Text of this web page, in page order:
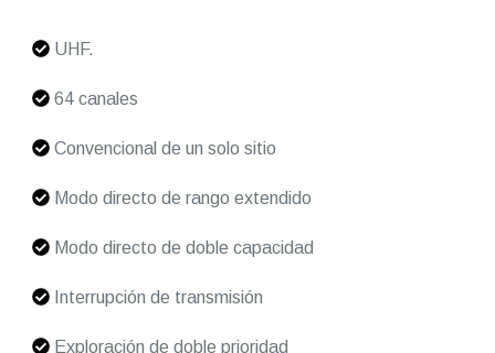
UHF.
64 canales
Convencional de un solo sitio
Modo directo de rango extendido
Modo directo de doble capacidad
Interrupción de transmisión
Exploración de doble prioridad